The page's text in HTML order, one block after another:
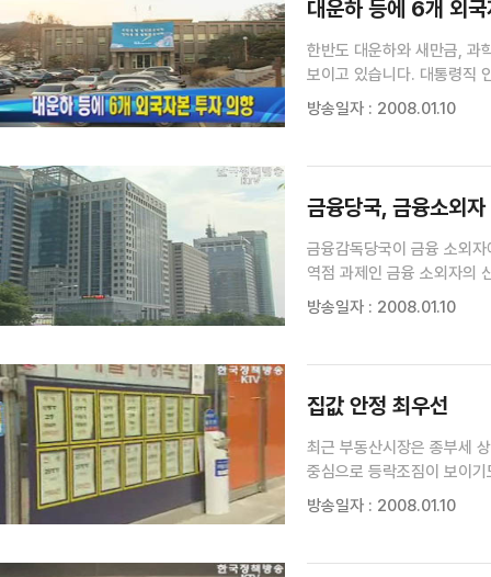
대운하 등에 6개 외
한반도 대운하와 새만금, 과학비
보이고 있습니다. 대통령직
네개 나라 여섯개 기업과 펀
방송일자 : 2008.01.10
금융당국, 금융소외
금융감독당국이 금융 소외자에 대한 일
역점 과제인 금융 소외자의 신용회복 방안을 마
등을 통해 금융 소외자의 규모와 대출&middot;연
방송일자 : 2008.01.10
집값 안정 최우선
최근 부동산시장은 종부세 상한
중심으로 등락조짐이 보이
정책의 최우선으로 보고 종부세는 현행대로, 송파신도시를 예정대로추진하기로 했습니다. 김현아
방송일자 : 2008.01.10